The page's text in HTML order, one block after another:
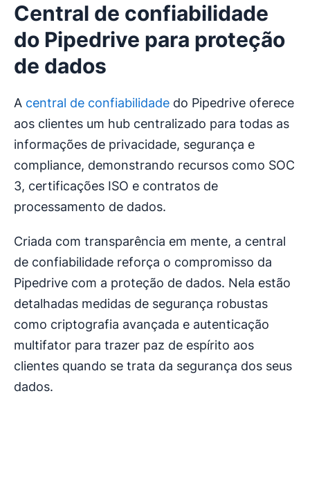
Central de confiabilidade
do Pipedrive para proteção
de dados
A central de confiabilidade do Pipedrive oferece
aos clientes um hub centralizado para todas as
informações de privacidade, segurança e
compliance, demonstrando recursos como SOC
3, certificações ISO e contratos de
processamento de dados.
Criada com transparência em mente, a central
de confiabilidade reforça o compromisso da
Pipedrive com a proteção de dados. Nela estão
detalhadas medidas de segurança robustas
como criptografia avançada e autenticação
multifator para trazer paz de espírito aos
clientes quando se trata da segurança dos seus
dados.